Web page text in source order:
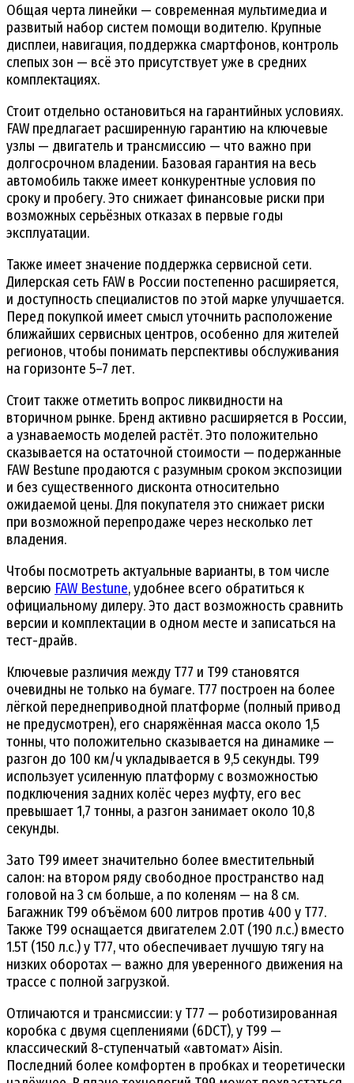
Общая черта линейки — современная мультимедиа и
развитый набор систем помощи водителю. Крупные
дисплеи, навигация, поддержка смартфонов, контроль
слепых зон — всё это присутствует уже в средних
комплектациях.
Стоит отдельно остановиться на гарантийных условиях.
FAW предлагает расширенную гарантию на ключевые
узлы — двигатель и трансмиссию — что важно при
долгосрочном владении. Базовая гарантия на весь
автомобиль также имеет конкурентные условия по
сроку и пробегу. Это снижает финансовые риски при
возможных серьёзных отказах в первые годы
эксплуатации.
Также имеет значение поддержка сервисной сети.
Дилерская сеть FAW в России постепенно расширяется,
и доступность специалистов по этой марке улучшается.
Перед покупкой имеет смысл уточнить расположение
ближайших сервисных центров, особенно для жителей
регионов, чтобы понимать перспективы обслуживания
на горизонте 5–7 лет.
Стоит также отметить вопрос ликвидности на
вторичном рынке. Бренд активно расширяется в России,
а узнаваемость моделей растёт. Это положительно
сказывается на остаточной стоимости — подержанные
FAW Bestune продаются с разумным сроком экспозиции
и без существенного дисконта относительно
ожидаемой цены. Для покупателя это снижает риски
при возможной перепродаже через несколько лет
владения.
Чтобы посмотреть актуальные варианты, в том числе
версию FAW Bestune, удобнее всего обратиться к
официальному дилеру. Это даст возможность сравнить
версии и комплектации в одном месте и записаться на
тест-драйв.
Ключевые различия между T77 и T99 становятся
очевидны не только на бумаге. T77 построен на более
лёгкой переднеприводной платформе (полный привод
не предусмотрен), его снаряжённая масса около 1,5
тонны, что положительно сказывается на динамике —
разгон до 100 км/ч укладывается в 9,5 секунды. T99
использует усиленную платформу с возможностью
подключения задних колёс через муфту, его вес
превышает 1,7 тонны, а разгон занимает около 10,8
секунды.
Зато T99 имеет значительно более вместительный
салон: на втором ряду свободное пространство над
головой на 3 см больше, а по коленям — на 8 см.
Багажник T99 объёмом 600 литров против 400 у T77.
Также T99 оснащается двигателем 2.0T (190 л.с.) вместо
1.5T (150 л.с.) у T77, что обеспечивает лучшую тягу на
низких оборотах — важно для уверенного движения на
трассе с полной загрузкой.
Отличаются и трансмиссии: у T77 — роботизированная
коробка с двумя сцеплениями (6DCT), у T99 —
классический 8-ступенчатый «автомат» Aisin.
Последний более комфортен в пробках и теоретически